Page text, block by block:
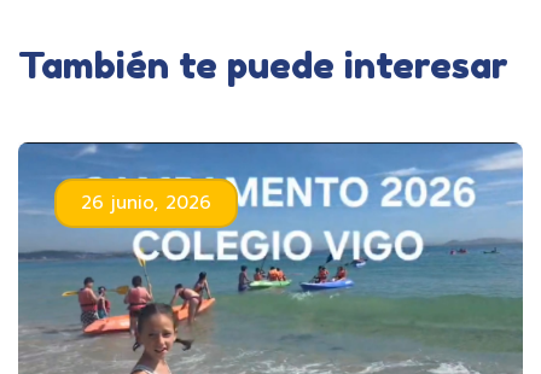
También te puede interesar
26 junio, 2026